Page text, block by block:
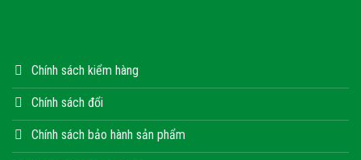
Chính sách kiểm hàng
Chính sách đổi
Chính sách bảo hành sản phẩm